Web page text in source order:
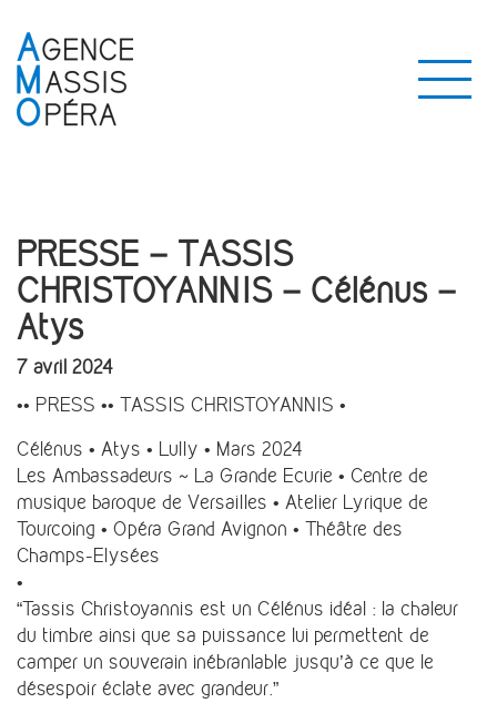
PRESSE – TASSIS
CHRISTOYANNIS – Célénus –
Atys
7 avril 2024
•• PRESS •• TASSIS CHRISTOYANNIS •
Célénus • Atys • Lully • Mars 2024
Les Ambassadeurs ~ La Grande Ecurie • Centre de
musique baroque de Versailles • Atelier Lyrique de
Tourcoing • Opéra Grand Avignon • Théâtre des
Champs-Elysées
•
“Tassis Christoyannis est un Célénus idéal : la chaleur
du timbre ainsi que sa puissance lui permettent de
camper un souverain inébranlable jusqu’à ce que le
désespoir éclate avec grandeur.”